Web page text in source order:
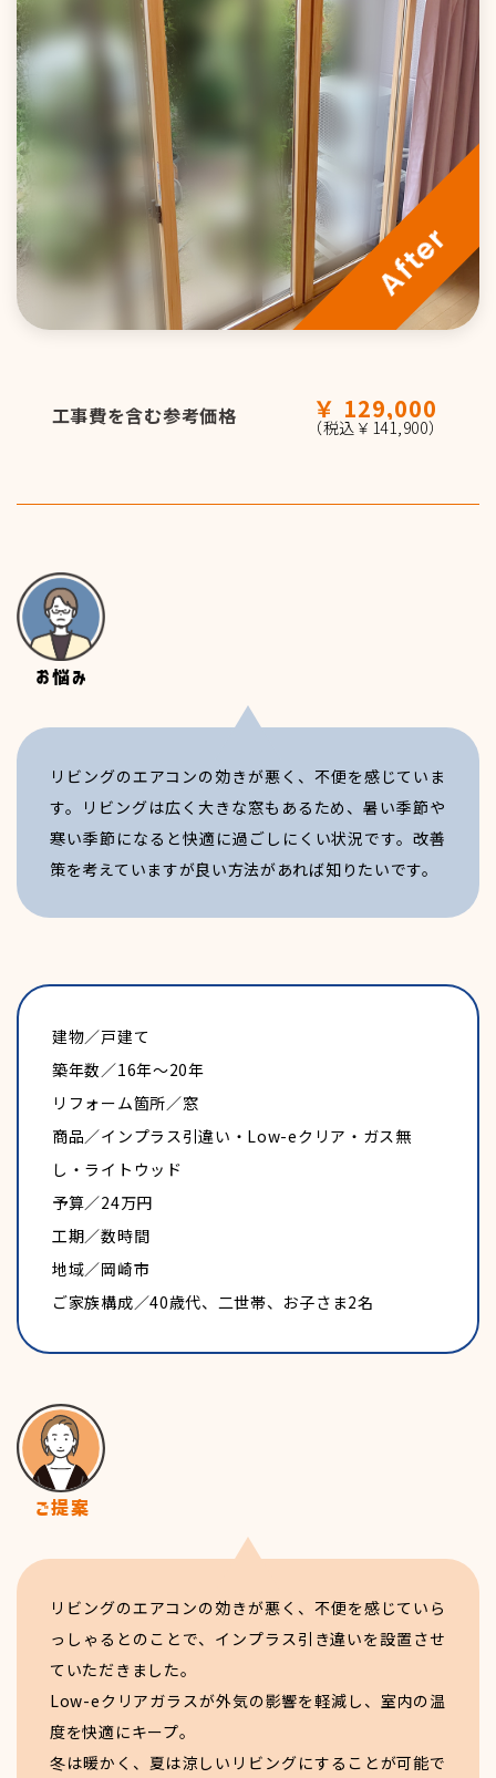
採用担当からのお知らせ
新卒募集要項
中途募集要項
パートタイム
募集職種一覧
営業職
事務職
技術職
福利厚生
関連サイト
お問い合わせ
工事費を含む参考価格 129,000
（税込￥141,900）
リビングのエアコンの効きが悪く、不便を感じていま
す。リビングは広く大きな窓もあるため、暑い季節や
寒い季節になると快適に過ごしにくい状況です。改善
策を考えていますが良い方法があれば知りたいです。
建物／戸建て
築年数／16年～20年
リフォーム箇所／窓
商品／インプラス引違い・Low-eクリア・ガス無
し・ライトウッド
予算／24万円
工期／数時間
地域／岡崎市
ご家族構成／40歳代、二世帯、お子さま2名
リビングのエアコンの効きが悪く、不便を感じていら
っしゃるとのことで、インプラス引き違いを設置させ
ていただきました。
Low-eクリアガラスが外気の影響を軽減し、室内の温
度を快適にキープ。
冬は暖かく、夏は涼しいリビングにすることが可能で